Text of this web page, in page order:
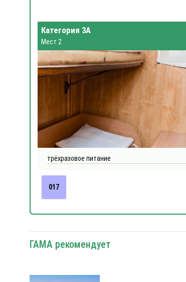
Категория 3А
Мест 2
трёхразовое питание
017
ГАМА рекомендует